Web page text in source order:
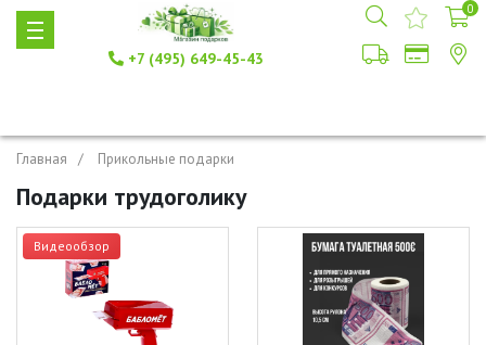
+7 (495) 649-45-43
0
Главная Прикольные подарки
Подарки трудоголику
Видеообзор